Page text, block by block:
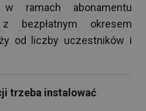
w ramach abonamentu
bezpłatnym okresem
od liczby uczestników i
trzeba instalować